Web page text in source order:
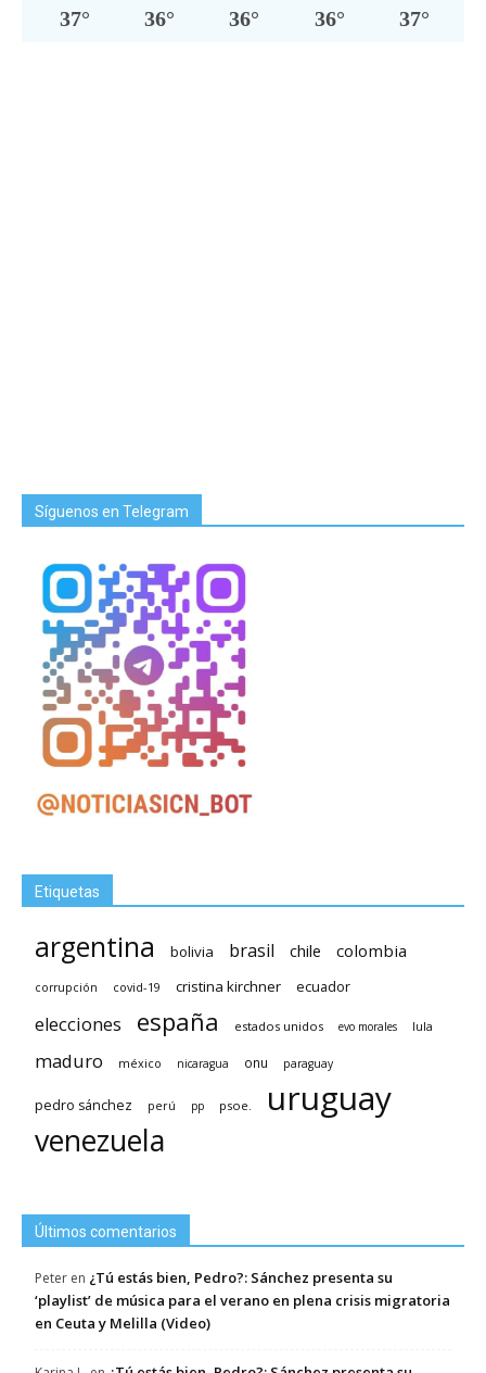
37° 36° 36° 36° 37°
Síguenos en Telegram
Etiquetas
argentina bolivia brasil chile colombia
corrupción covid-19 cristina kirchner ecuador
elecciones españa estados unidos evo morales lula
maduro méxico nicaragua onu paraguay
pedro sánchez perú pp psoe. uruguay
venezuela
Últimos comentarios
Peter en ¿Tú estás bien, Pedro?: Sánchez presenta su
‘playlist’ de música para el verano en plena crisis migratoria
en Ceuta y Melilla (Video)